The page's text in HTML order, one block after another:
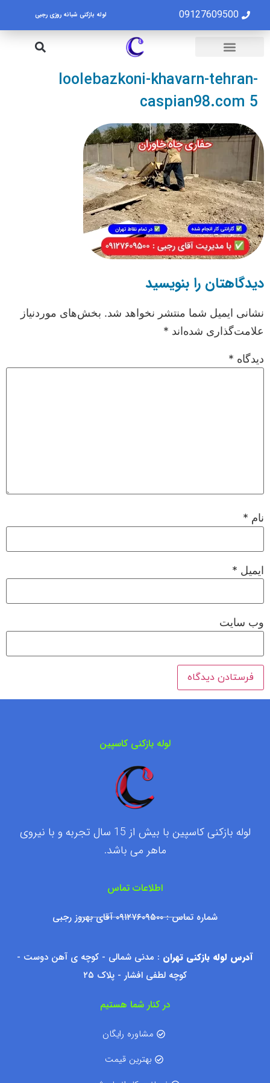
09127609500 لوله بازکنی شبانه روزی رجبی
loolebazkoni-khavarn-tehran-
caspian98.com 5
دیدگاهتان را بنویسید
نشانی ایمیل شما منتشر نخواهد شد. بخش‌های موردنیاز
علامت‌گذاری شده‌اند *
دیدگاه *
نام *
ایمیل *
وب‌ سایت
لوله بازکنی کاسپین
لوله بازکنی کاسپین با بیش از 15 سال تجربه و با نیروی
ماهر می باشد.
اطلاعات تماس
شماره تماس : ۰۹۱۲۷۶۰۹۵۰۰ آقای بهروز رجبی
آدرس لوله بازکنی تهران : مدنی شمالی - کوچه ی آهن دوست -
کوچه لطفی افشار - پلاک ۲۵
در کنار شما هستیم
مشاوره رایگان
بهترین قیمت